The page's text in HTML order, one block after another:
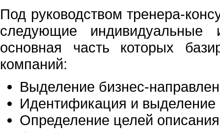
Под руководством тренера-
следующие индивидуальные
основная часть которых
компаний:
Выделение бизнес-
Идентификация и выделение
Определение целей